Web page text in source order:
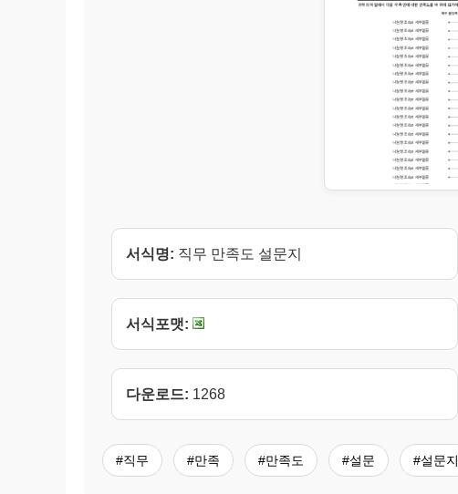
서식명: 직무 만족도 설문지
서식포맷:
다운로드: 1268
#직무 #만족 #만족도 #설문 #설문지